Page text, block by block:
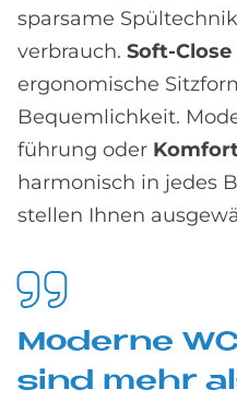
sparsame
verbrauch. Soft-Close
ergonomische
Bequem­lichkeit.
führung oder
harmonisch in jedes
stellen Ihnen
Mo­der­ne
sind mehr